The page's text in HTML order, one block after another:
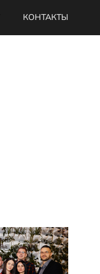
КОНТАКТЫ